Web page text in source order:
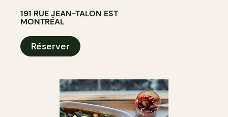
191 RUE JEAN-TALON EST
MONTRÉAL
Réserver